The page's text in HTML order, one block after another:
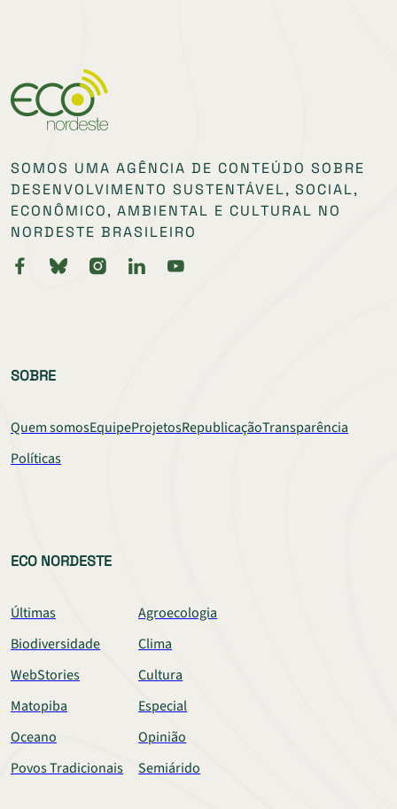
SOMOS UMA AGÊNCIA DE CONTEÚDO SOBRE
DESENVOLVIMENTO SUSTENTÁVEL, SOCIAL,
ECONÔMICO, AMBIENTAL E CULTURAL NO
NORDESTE BRASILEIRO
SOBRE
Quem somosEquipeProjetosRepublicaçãoTransparência
Políticas
ECO NORDESTE
Últimas
Agroecologia
Biodiversidade
Clima
WebStories
Cultura
Matopiba
Especial
Oceano
Opinião
Povos Tradicionais
Semiárido